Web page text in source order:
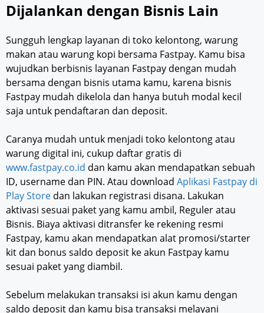
Dijalankan dengan Bisnis Lain
Sungguh lengkap layanan di toko kelontong, warung
makan atau warung kopi bersama Fastpay. Kamu bisa
wujudkan berbisnis layanan Fastpay dengan mudah
bersama dengan bisnis utama kamu, karena bisnis
Fastpay mudah dikelola dan hanya butuh modal kecil
saja untuk pendaftaran dan deposit.
Caranya mudah untuk menjadi toko kelontong atau
warung digital ini, cukup daftar gratis di
www.fastpay.co.id dan kamu akan mendapatkan sebuah
ID, username dan PIN. Atau download Aplikasi Fastpay di
Play Store dan lakukan registrasi disana. Lakukan
aktivasi sesuai paket yang kamu ambil, Reguler atau
Bisnis. Biaya aktivasi ditransfer ke rekening resmi
Fastpay, kamu akan mendapatkan alat promosi/starter
kit dan bonus saldo deposit ke akun Fastpay kamu
sesuai paket yang diambil.
Sebelum melakukan transaksi isi akun kamu dengan
saldo deposit dan kamu bisa transaksi melayani